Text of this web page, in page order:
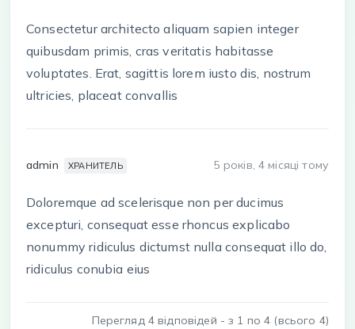
Consectetur architecto aliquam sapien integer
quibusdam primis, cras veritatis habitasse
voluptates. Erat, sagittis lorem iusto dis, nostrum
ultricies, placeat convallis
admin ХРАНИТЕЛЬ 5 років, 4 місяці тому
Doloremque ad scelerisque non per ducimus
excepturi, consequat esse rhoncus explicabo
nonummy ridiculus dictumst nulla consequat illo do,
ridiculus conubia eius
Перегляд 4 відповідей - з 1 по 4 (всього 4)